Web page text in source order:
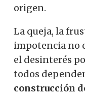
origen.
La queja, la
impotencia no
el desinterés
todos
construcción